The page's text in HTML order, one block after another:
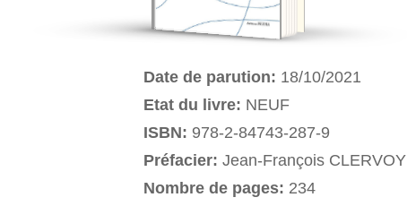
Date de parution: 18/10/2021
Etat du livre: NEUF
ISBN: 978-2-84743-287-9
Préfacier: Jean-François CLERVOY
Nombre de pages: 234